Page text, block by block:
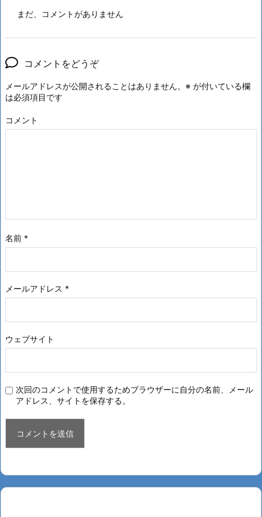
まだ、コメントがありません
コメントをどうぞ
メールアドレスが公開されることはありません。 ※ が付いている欄
は必須項目です
コメント
名前 *
メールアドレス *
ウェブサイト
次回のコメントで使用するためブラウザーに自分の名前、メール
アドレス、サイトを保存する。